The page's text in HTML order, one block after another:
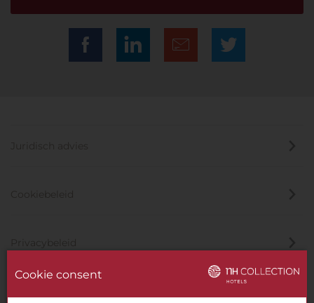
Privacybeleid
Cookie consent